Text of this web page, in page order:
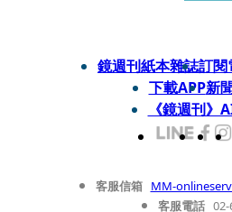
鏡週刊紙本雜誌訂閱
下載APP新
《鏡週刊》
客服信箱 MM-
客服電話